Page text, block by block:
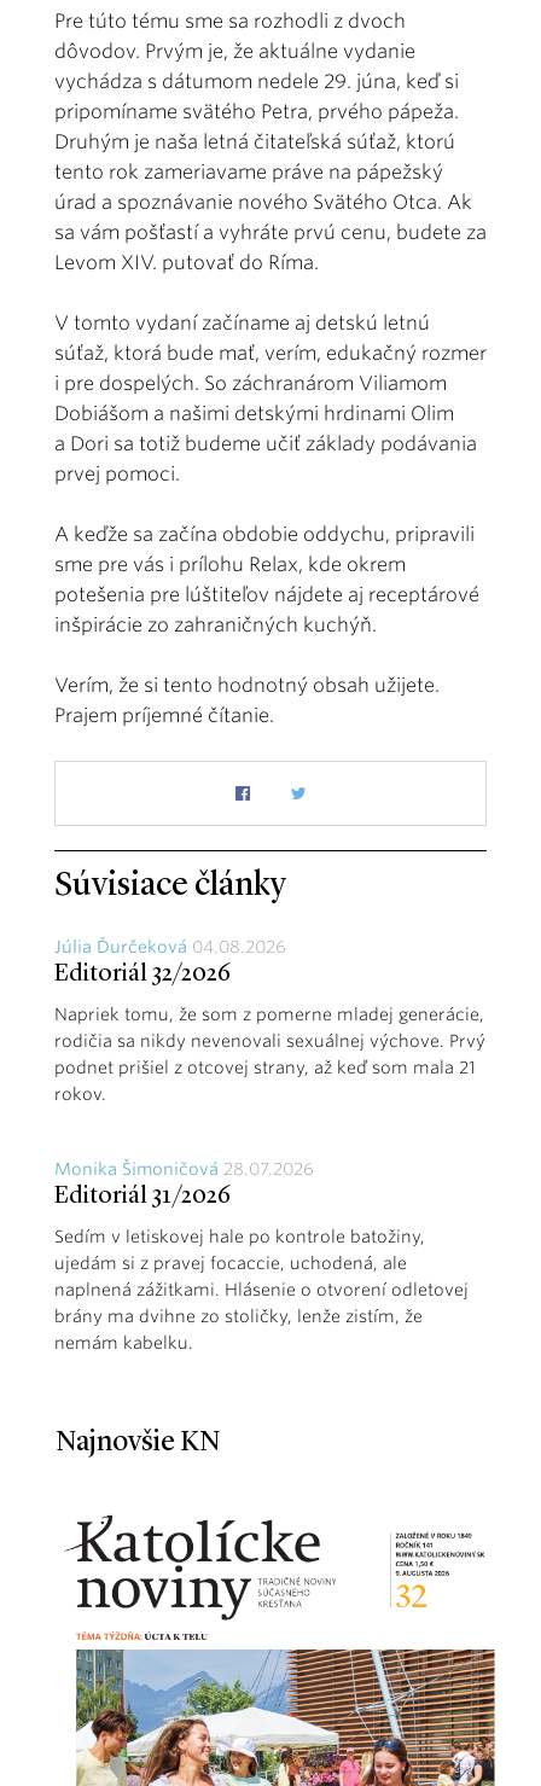
Pre túto tému sme sa rozhodli z dvoch
dôvodov. Prvým je, že aktuálne vydanie
vychádza s dátumom nedele 29. júna, keď si
pripomíname svätého Petra, prvého pápeža.
Druhým je naša letná čitateľská súťaž, ktorú
tento rok zameriavame práve na pápežský
úrad a spoznávanie nového Svätého Otca. Ak
sa vám pošťastí a vyhráte prvú cenu, budete za
Levom XIV. putovať do Ríma.
V tomto vydaní začíname aj detskú letnú
súťaž, ktorá bude mať, verím, edukačný rozmer
i pre dospelých. So záchranárom Viliamom
Dobiášom a našimi detskými hrdinami Olim
a Dori sa totiž budeme učiť základy podávania
prvej pomoci.
A keďže sa začína obdobie oddychu, pripravili
sme pre vás i prílohu Relax, kde okrem
potešenia pre lúštiteľov nájdete aj receptárové
inšpirácie zo zahraničných kuchýň.
Verím, že si tento hodnotný obsah užijete.
Prajem príjemné čítanie.
Súvisiace články
Júlia Ďurčeková 04.08.2026
Editoriál 32/2026
Napriek tomu, že som z pomerne mladej generácie,
rodičia sa nikdy nevenovali sexuálnej výchove. Prvý
podnet prišiel z otcovej strany, až keď som mala 21
rokov.
Monika Šimoničová 28.07.2026
Editoriál 31/2026
Sedím v letiskovej hale po kontrole batožiny,
ujedám si z pravej focaccie, uchodená, ale
naplnená zážitkami. Hlásenie o otvorení odletovej
brány ma dvihne zo stoličky, lenže zistím, že
nemám kabelku.
Najnovšie KN